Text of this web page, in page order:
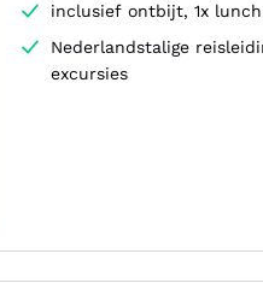
inclusief ontbijt, 1x
Nederlandstalige
excursies